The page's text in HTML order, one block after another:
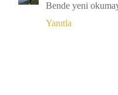
Bende yeni
Yanıtla